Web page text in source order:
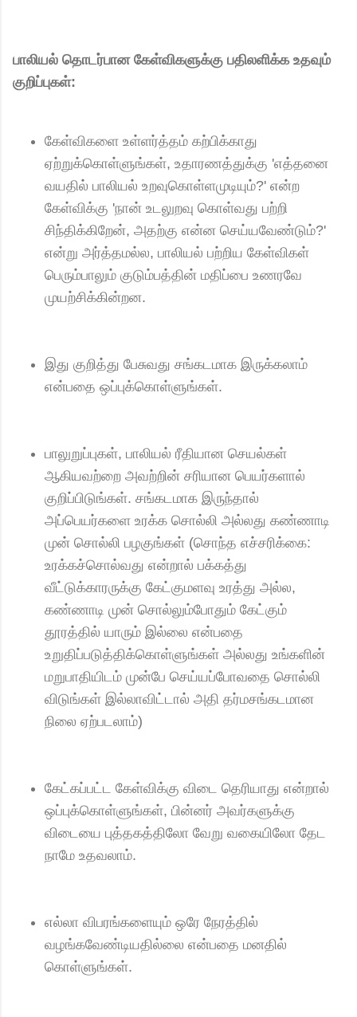
பாலியல் தொடர்பான கேள்விகளுக்கு பதிலளிக்க உதவும்
குறிப்புகள்:
கேள்விகளை உள்ளர்த்தம் கற்பிக்காது
ஏற்றுக்கொள்ளுங்கள், உதாரணத்துக்கு 'எத்தனை
வயதில் பாலியல் உறவுகொள்ளமுடியும்?' என்ற
கேள்விக்கு 'நான் உடலுறவு கொள்வது பற்றி
சிந்திக்கிறேன், அதற்கு என்ன செய்யவேண்டும்?'
என்று அர்த்தமல்ல, பாலியல் பற்றிய கேள்விகள்
பெரும்பாலும் குடும்பத்தின் மதிப்பை உணரவே
முயற்சிக்கின்றன.
இது குறித்து பேசுவது சங்கடமாக இருக்கலாம்
என்பதை ஒப்புக்கொள்ளுங்கள்.
பாலுறுப்புகள், பாலியல் ரீதியான செயல்கள்
ஆகியவற்றை அவற்றின் சரியான பெயர்களால்
குறிப்பிடுங்கள். சங்கடமாக இருந்தால்
அப்பெயர்களை உரக்க சொல்லி அல்லது கண்ணாடி
முன் சொல்லி பழகுங்கள் (சொந்த எச்சரிக்கை:
உரக்கச்சொல்வது என்றால் பக்கத்து
வீட்டுக்காரருக்கு கேட்குமளவு உரத்து அல்ல,
கண்ணாடி முன் சொல்லும்போதும் கேட்கும்
தூரத்தில் யாரும் இல்லை என்பதை
உறுதிப்படுத்திக்கொள்ளுங்கள் அல்லது உங்களின்
மறுபாதியிடம் முன்பே செய்யப்போவதை சொல்லி
விடுங்கள் இல்லாவிட்டால் அதி தர்மசங்கடமான
நிலை ஏற்படலாம்)
கேட்கப்பட்ட கேள்விக்கு விடை தெரியாது என்றால்
ஒப்புக்கொள்ளுங்கள், பின்னர் அவர்களுக்கு
விடையை புத்தகத்திலோ வேறு வகையிலோ தேட
நாமே உதவலாம்.
எல்லா விபரங்களையும் ஒரே நேரத்தில்
வழங்கவேண்டியதில்லை என்பதை மனதில்
கொள்ளுங்கள்.